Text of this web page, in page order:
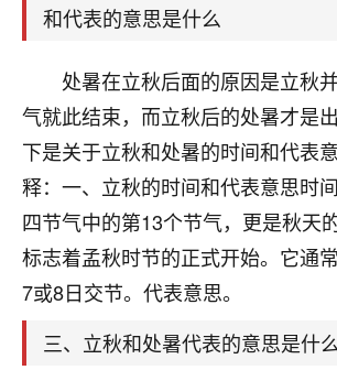
和代表的意思是什么
处暑在立秋后面的原因是立秋
气就此结束，而立秋后的处暑才是
下是关于立秋和处暑的时间和代表
释：一、立秋的时间和代表意思时
四节气中的第13个节气，更是秋天
标志着孟秋时节的正式开始。它通
7或8日交节。代表意思。
三、立秋和处暑代表的意思是什么
17分钟前 来自湖北
我是做餐饮的，这两年，生意屡屡
一家，要么生意不好，生意好的就
家底快败光了，真是倒霉！我也想
回事？
鹿森：你可以找老师看看，人
啊！
太阳当空赵：我也做餐饮的，
是我从找店开始都是找慧来老
址、风水、还有开业日子，哪
大环境不好，但是我家生意还